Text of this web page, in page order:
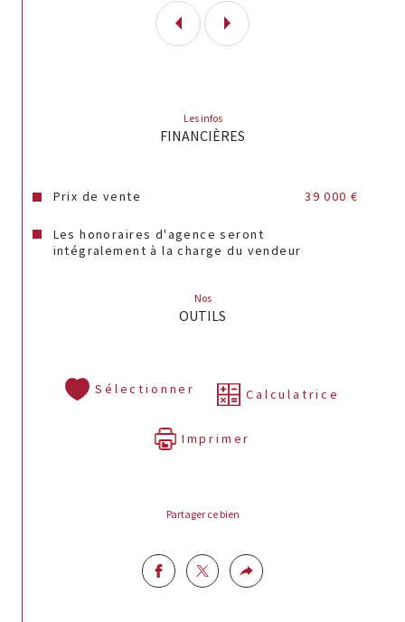
Les infos
FINANCIÈRES
Prix de vente 39 000 €
Les honoraires d'agence seront
intégralement à la charge du vendeur
Nos
OUTILS
Sélectionner Calculatrice
Imprimer
Partager ce bien